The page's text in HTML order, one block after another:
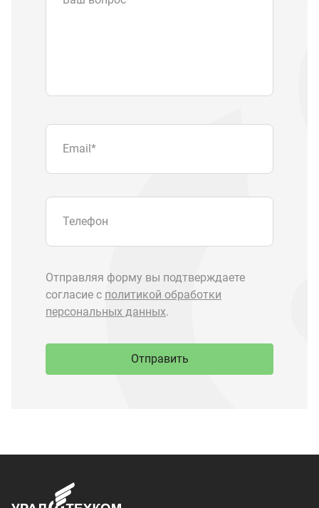
Запчасти Урал
Запчасти Камаз
Спецпредложения
Доставка и оплата